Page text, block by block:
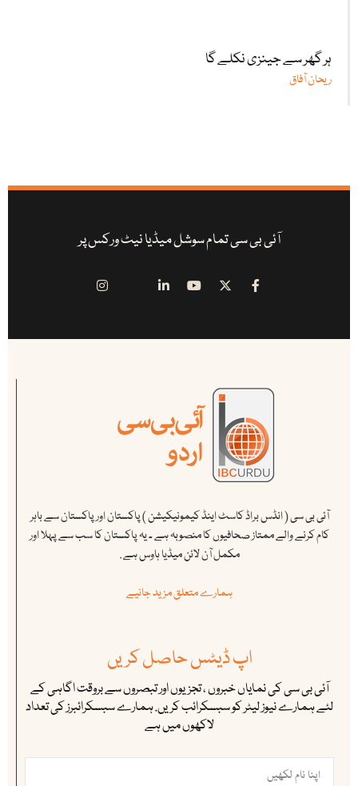
ہر گھر سے جینزی نکلے گا
ریحان آفاق
آئی بی سی تمام سوشل میڈیا نیٹ ورکس پر
آئی بی سی ( انڈس براڈ کاسٹ اینڈ کیمونیکیشن ) پاکستان اور پاکستان سے باہر
کام کرنے والے ممتاز صحافیوں کا منصوبہ ہے ۔ یہ پاکستان کا سب سے پہلا اور
مکمل آن لائن میڈیا ہاوس ہے .
ہمارے متعلق مزید جانیے
اپ ڈیٹس حاصل کریں
آئی بی سی کی نمایاں خبروں ، تجزیوں اور تبصروں سے بروقت اگاہی کے
لئے ہمارے نیوز لیٹر کو سبسکرائب کریں. ہمارے سبسکرائبرز کی تعداد
لاکھوں میں ہے